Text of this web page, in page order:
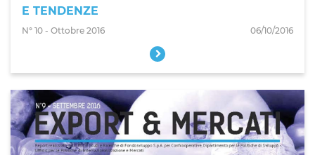
E TENDENZE
N° 10 - Ottobre 2016 06/10/2016